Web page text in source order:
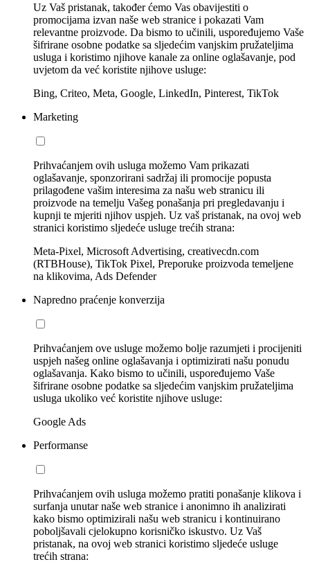
Uz Vaš pristanak, također ćemo Vas obavijestiti o
promocijama izvan naše web stranice i pokazati Vam
relevantne proizvode. Da bismo to učinili, uspoređujemo Vaše
šifrirane osobne podatke sa sljedećim vanjskim pružateljima
usluga i koristimo njihove kanale za online oglašavanje, pod
uvjetom da već koristite njihove usluge:
Bing, Criteo, Meta, Google, LinkedIn, Pinterest, TikTok
Marketing
Prihvaćanjem ovih usluga možemo Vam prikazati
oglašavanje, sponzorirani sadržaj ili promocije popusta
prilagođene vašim interesima za našu web stranicu ili
proizvode na temelju Vašeg ponašanja pri pregledavanju i
kupnji te mjeriti njihov uspjeh. Uz vaš pristanak, na ovoj web
stranici koristimo sljedeće usluge trećih strana:
Meta-Pixel, Microsoft Advertising, creativecdn.com
(RTBHouse), TikTok Pixel, Preporuke proizvoda temeljene
na klikovima, Ads Defender
Napredno praćenje konverzija
Prihvaćanjem ove usluge možemo bolje razumjeti i procijeniti
uspjeh našeg online oglašavanja i optimizirati našu ponudu
oglašavanja. Kako bismo to učinili, uspoređujemo Vaše
šifrirane osobne podatke sa sljedećim vanjskim pružateljima
usluga ukoliko već koristite njihove usluge:
Google Ads
Performanse
Prihvaćanjem ovih usluga možemo pratiti ponašanje klikova i
surfanja unutar naše web stranice i anonimno ih analizirati
kako bismo optimizirali našu web stranicu i kontinuirano
poboljšavali cjelokupno korisničko iskustvo. Uz Vaš
pristanak, na ovoj web stranici koristimo sljedeće usluge
trećih strana: